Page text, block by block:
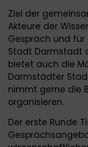
Ziel der
Akteure der
Gespräch und
Stadt Darmstadt
bietet auch die
Darmstädter
nimmt gerne die
organisieren.
Der erste Runde